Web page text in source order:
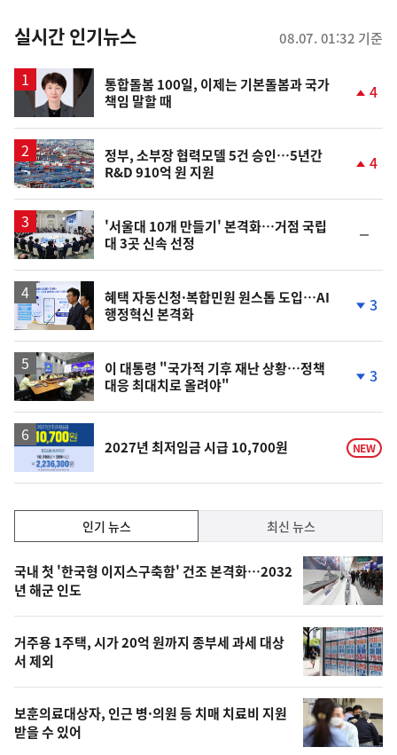
뉴
스
실시간 인기뉴스 08.07. 01:32 기준
통합돌봄 100일, 이제는 기본돌봄과 국가
책임 말할 때
4
정부, 소부장 협력모델 5건 승인…5년간
R&D 910억 원 지원
4
'서울대 10개 만들기' 본격화…거점 국립
대 3곳 신속 선정
일
혜택 자동신청·복합민원 원스톱 도입…AI
행정혁신 본격화
3
이 대통령 "국가적 기후 재난 상황…정책
대응 최대치로 올려야"
락
3
2027년 최저임금 시급 10,700원 NEW
기,
최
신,
오
늘
의
영
상
인기 뉴스 최신 뉴스
기
뉴
스
국내 첫 '한국형 이지스구축함' 건조 본격화…2032
년 해군 인도
거주용 1주택, 시가 20억 원까지 종부세 과세 대상
서 제외
보훈의료대상자, 인근 병·의원 등 치매 치료비 지원
받을 수 있어